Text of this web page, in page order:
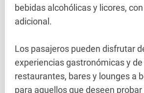
bebidas alcohólicas y licores,
adicional.
Los pasajeros pueden disfrutar
experiencias gastronómicas y
restaurantes, bares y lounges a
para aquellos que deseen